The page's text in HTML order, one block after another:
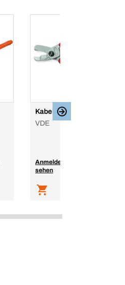
Kabelschneider
VDE
Anmelden, um Preise zu
sehen